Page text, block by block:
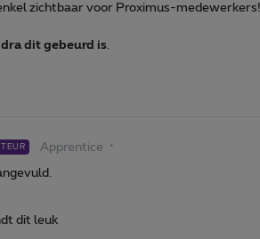
zichtbaar voor Proximus-
dit gebeurd is
Apprentice
dit leuk